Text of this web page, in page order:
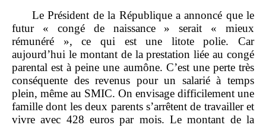
Le Président de la République a annoncé que le
futur « congé de naissance » serait « mieux
rémunéré », ce qui est une litote polie. Car
aujourd’hui le montant de la prestation liée au congé
parental est à peine une aumône. C’est une perte très
conséquente des revenus pour un salarié à temps
plein, même au SMIC. On envisage difficilement une
famille dont les deux parents s’arrêtent de travailler et
vivre avec 428 euros par mois. Le montant de la